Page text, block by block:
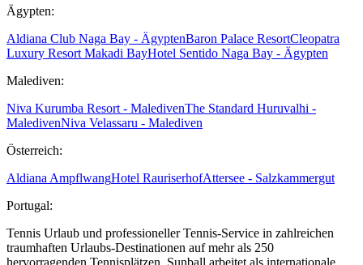
Ägypten:
Aldiana Club Naga Bay - ÄgyptenBaron Palace ResortCleopatra
Luxury Resort Makadi BayHotel Sentido Naga Bay - Ägypten
Malediven:
Niva Kurumba Resort - MaledivenThe Standard Huruvalhi -
MaledivenNiva Velassaru - Malediven
Österreich:
Aldiana AmpflwangHotel RauriserhofAttersee - Salzkammergut
Portugal:
Tennis Urlaub und professioneller Tennis-Service in zahlreichen
traumhaften Urlaubs-Destinationen auf mehr als 250